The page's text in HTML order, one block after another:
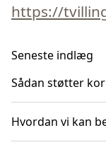
https://
Seneste indlæg
Sådan støtter
Hvordan vi kan